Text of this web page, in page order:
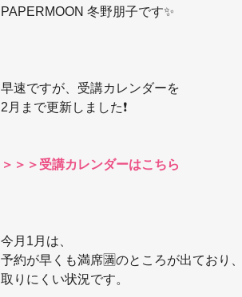
PAPERMOON 冬野朋子です✨
早速ですが、受講カレンダーを
2月まで更新しました❗️
＞＞＞受講カレンダーはこちら
今月1月は、
予約が早くも満席🈵のところが出ており、
取りにくい状況です。